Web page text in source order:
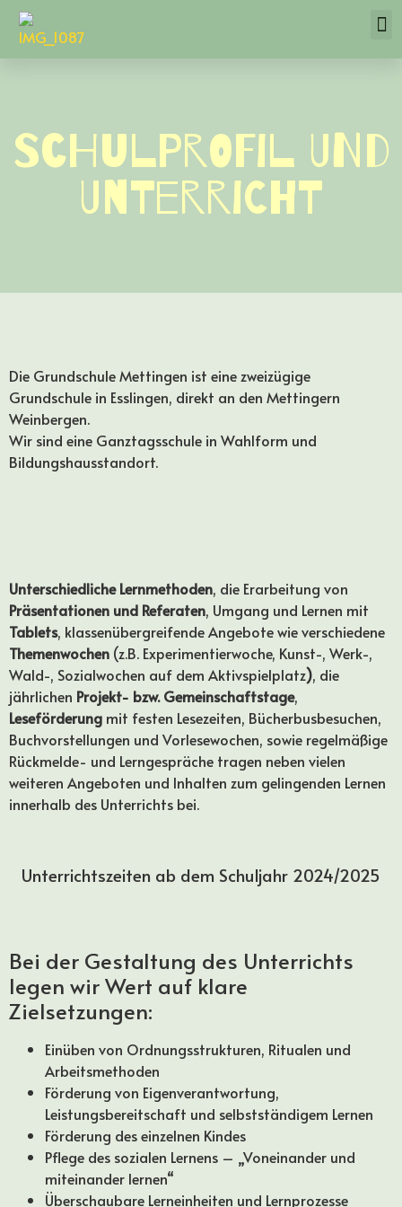
Schulprofil und
Unterricht
Die Grundschule Mettingen ist eine zweizügige
Grundschule in Esslingen, direkt an den Mettingern
Weinbergen.
Wir sind eine Ganztagsschule in Wahlform und
Bildungshausstandort.
Unterschiedliche Lernmethoden, die Erarbeitung von
Präsentationen und Referaten, Umgang und Lernen mit
Tablets, klassenübergreifende Angebote wie verschiedene
Themenwochen (z.B. Experimentierwoche, Kunst-, Werk-,
Wald-, Sozialwochen auf dem Aktivspielplatz), die
jährlichen Projekt- bzw. Gemeinschaftstage,
Leseförderung mit festen Lesezeiten, Bücherbusbesuchen,
Buchvorstellungen und Vorlesewochen, sowie regelmäßige
Rückmelde- und Lerngespräche tragen neben vielen
weiteren Angeboten und Inhalten zum gelingenden Lernen
innerhalb des Unterrichts bei.
Unterrichtszeiten ab dem Schuljahr 2024/2025
Bei der Gestaltung des Unterrichts
legen wir Wert auf klare
Zielsetzungen:
Einüben von Ordnungsstrukturen, Ritualen und
Arbeitsmethoden
Förderung von Eigenverantwortung,
Leistungsbereitschaft und selbstständigem Lernen
Förderung des einzelnen Kindes
Pflege des sozialen Lernens – „Voneinander und
miteinander lernen“
Überschaubare Lerneinheiten und Lernprozesse